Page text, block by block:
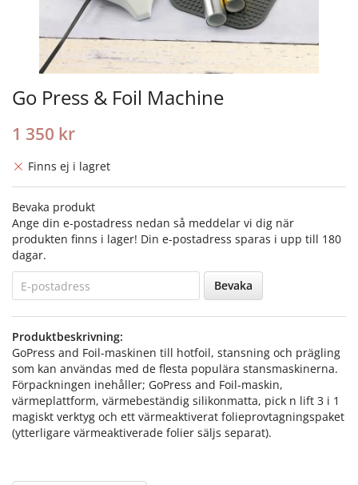
Go Press & Foil Machine
1 350 kr
Finns ej i lagret
Bevaka produkt
Ange din e-postadress nedan så meddelar vi dig när
produkten finns i lager! Din e-postadress sparas i upp till 180
dagar.
Bevaka
Produktbeskrivning:
GoPress and Foil-maskinen till hotfoil, stansning och prägling
som kan användas med de flesta populära stansmaskinerna.
Förpackningen inehåller; GoPress and Foil-maskin,
värmeplattform, värmebeständig silikonmatta, pick n lift 3 i 1
magiskt verktyg och ett värmeaktiverat folieprovtagningspaket
(ytterligare värmeaktiverade folier säljs separat).